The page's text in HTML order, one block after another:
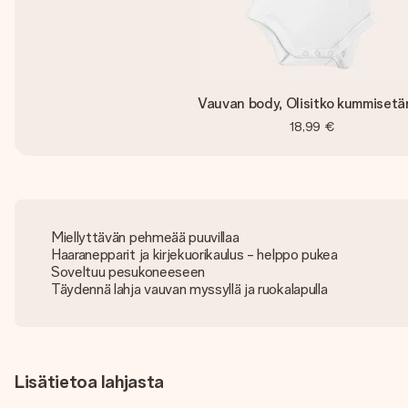
Vauvan body, Olisitko
18,99 €
Miellyttävän pehmeää puuvillaa
Haaranepparit ja kirjekuorikaulus - helppo pukea
Soveltuu pesukoneeseen
Täydennä lahja vauvan myssyllä ja ruokalapulla
Lisätietoa lahjasta